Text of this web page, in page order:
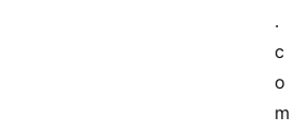
.
c
o
m